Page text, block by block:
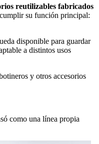
reutilizables fabricados
su función principal:
disponible para guardar
a distintos usos
y otros accesorios
como una línea propia